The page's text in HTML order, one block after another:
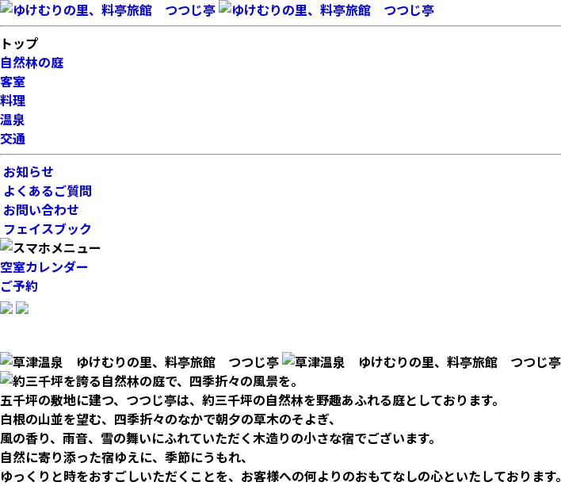
トップ
自然林の庭
客室
料理
温泉
交通
お知らせ
よくあるご質問
お問い合わせ
フェイスブック
空室カレンダー
ご予約
五千坪の敷地に建つ、つつじ亭は、約三千坪の自然林を野趣あふれる庭としております。
白根の山並を望む、四季折々のなかで朝夕の草木のそよぎ、
風の香り、雨音、雪の舞いにふれていただく木造りの小さな宿でございます。
自然に寄り添った宿ゆえに、季節にうもれ、
ゆっくりと時をおすごしいただくことを、お客様への何よりのおもてなしの心といたしております。